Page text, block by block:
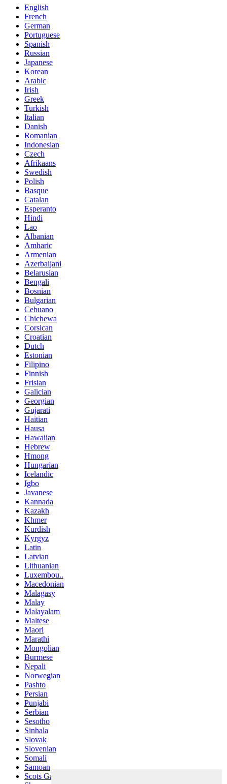
English
French
German
Portuguese
Spanish
Russian
Japanese
Korean
Arabic
Irish
Greek
Turkish
Italian
Danish
Romanian
Indonesian
Czech
Afrikaans
Swedish
Polish
Basque
Catalan
Esperanto
Hindi
Lao
Albanian
Amharic
Armenian
Azerbaijani
Belarusian
Bengali
Bosnian
Bulgarian
Cebuano
Chichewa
Corsican
Croatian
Dutch
Estonian
Filipino
Finnish
Frisian
Galician
Georgian
Gujarati
Haitian
Hausa
Hawaiian
Hebrew
Hmong
Hungarian
Icelandic
Igbo
Javanese
Kannada
Kazakh
Khmer
Kurdish
Kyrgyz
Latin
Latvian
Lithuanian
Luxembou..
Macedonian
Malagasy
Malay
Malayalam
Maltese
Maori
Marathi
Mongolian
Burmese
Nepali
Norwegian
Pashto
Persian
Punjabi
Serbian
Sesotho
Sinhala
Slovak
Slovenian
Somali
Samoan
Scots Gaelic